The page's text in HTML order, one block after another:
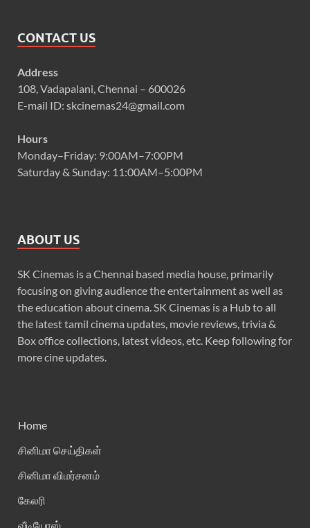
CONTACT US
Address
108, Vadapalani, Chennai – 600026
E-mail ID: skcinemas24@gmail.com
Hours
Monday–Friday: 9:00AM–7:00PM
Saturday & Sunday: 11:00AM–5:00PM
ABOUT US
SK Cinemas is a Chennai based media house, primarily
focusing on giving audience the entertainment as well as
the education about cinema. SK Cinemas is a Hub to all
the latest tamil cinema updates, movie reviews, trivia &
Box office collections, latest videos, etc. Keep following for
more cine updates.
Home
சினிமா செய்திகள்
சினிமா விமர்சனம்
கேலரி
வீடியோஸ்